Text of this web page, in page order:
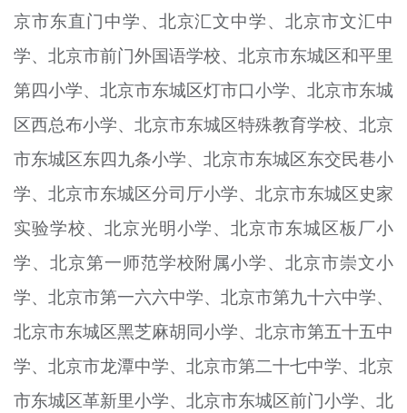
京市东直门中学、北京汇文中学、北京市文汇中
学、北京市前门外国语学校、北京市东城区和平里
第四小学、北京市东城区灯市口小学、北京市东城
区西总布小学、北京市东城区特殊教育学校、北京
市东城区东四九条小学、北京市东城区东交民巷小
学、北京市东城区分司厅小学、北京市东城区史家
实验学校、北京光明小学、北京市东城区板厂小
学、北京第一师范学校附属小学、北京市崇文小
学、北京市第一六六中学、北京市第九十六中学、
北京市东城区黑芝麻胡同小学、北京市第五十五中
学、北京市龙潭中学、北京市第二十七中学、北京
市东城区革新里小学、北京市东城区前门小学、北